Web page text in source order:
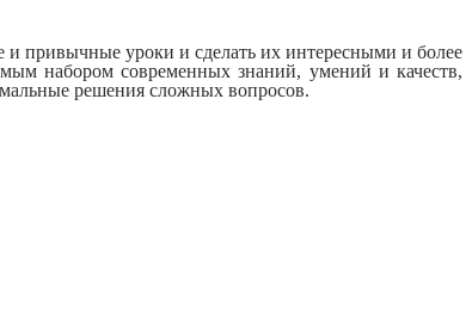
и привычные уроки и сделать их интересными и более
набором современных знаний, умений и качеств,
решения сложных вопросов.